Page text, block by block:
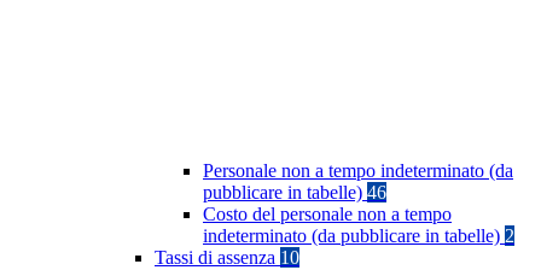
Personale non a tempo indeterminato (da
pubblicare in tabelle) 46
Costo del personale non a tempo
indeterminato (da pubblicare in tabelle) 2
Tassi di assenza 10